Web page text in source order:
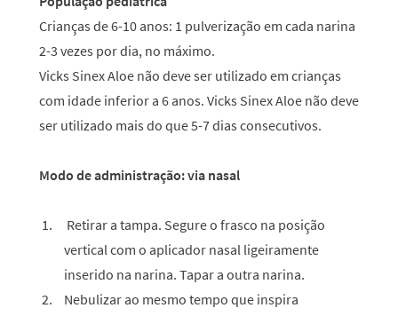
Crianças de 6-10 anos: 1 pulverização em cada narina
2-3 vezes por dia, no máximo.
Vicks Sinex Aloe não deve ser utilizado em crianças
com idade inferior a 6 anos. Vicks Sinex Aloe não deve
ser utilizado mais do que 5-7 dias consecutivos.
Modo de administração: via nasal
Retirar a tampa. Segure o frasco na posição
vertical com o aplicador nasal ligeiramente
inserido na narina. Tapar a outra narina.
Nebulizar ao mesmo tempo que inspira